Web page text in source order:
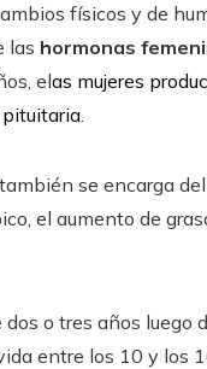
físicos y de
las hormonas
elas mujeres
.
se encarga
el aumento de
o tres años luego
entre los 10 y los